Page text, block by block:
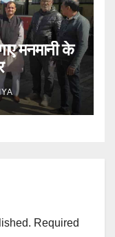
मनमानी के
Required